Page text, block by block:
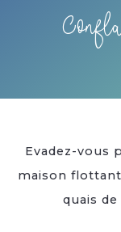
Evadez-vous
maison
quais